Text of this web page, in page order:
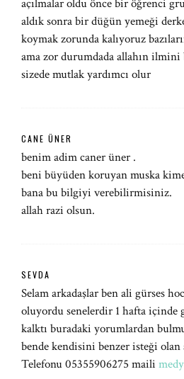
açılmalar oldu önce bir öğrenci
aldık sonra bir düğün yemeği
koymak zorunda kalıyoruz
ama zor durumdada allahın ilmini
sizede mutlak yardımcı olur
CANE ÜNER
benim adim caner üner .
beni büyüden koruyan muska
bana bu bilgiyi verebilirmisiniz.
allah razi olsun.
SEVDA
Selam arkadaşlar ben ali gürses
oluyordu senelerdir 1 hafta içinde
kalktı buradaki yorumlardan
bende kendisini benzer isteği
Telefonu 05355906275 maili